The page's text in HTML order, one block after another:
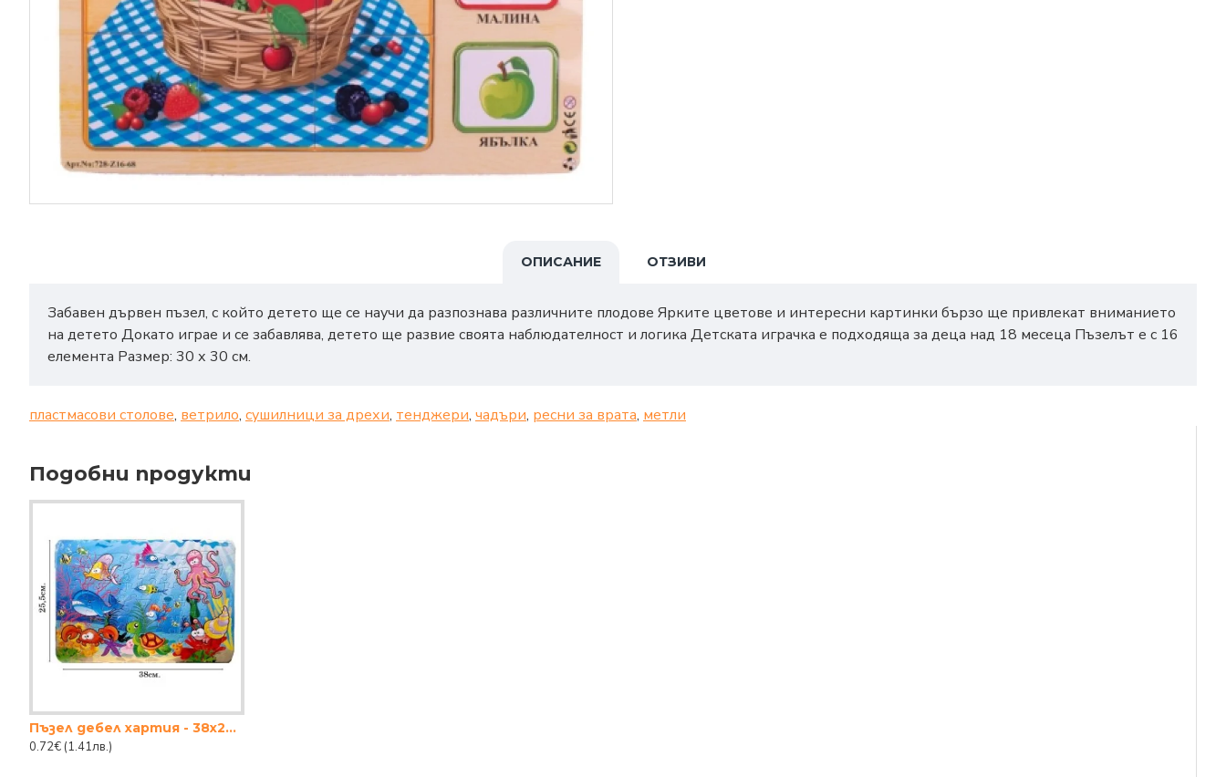
ОПИСАНИЕ ОТЗИВИ
Забавен дървен пъзел, с който детето ще се научи да разпознава различните плодове Ярките цветове и интересни картинки бързо ще привлекат вниманието
на детето Докато играе и се забавлява, детето ще развие своята наблюдателност и логика Детската играчка е подходяща за деца над 18 месеца Пъзелът е с 16
елемента Размер: 30 х 30 см.
пластмасови столове, ветрило, сушилници за дрехи, тенджери, чадъри, ресни за врата, метли
Подобни продукти
Пъзел дебел хартия - 38х25см.
0.72€ (1.41лв.)